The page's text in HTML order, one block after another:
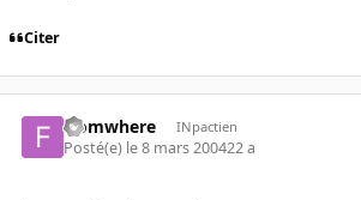
Citer
fromwhere INpactien
Posté(e) le 8 mars 200422 a